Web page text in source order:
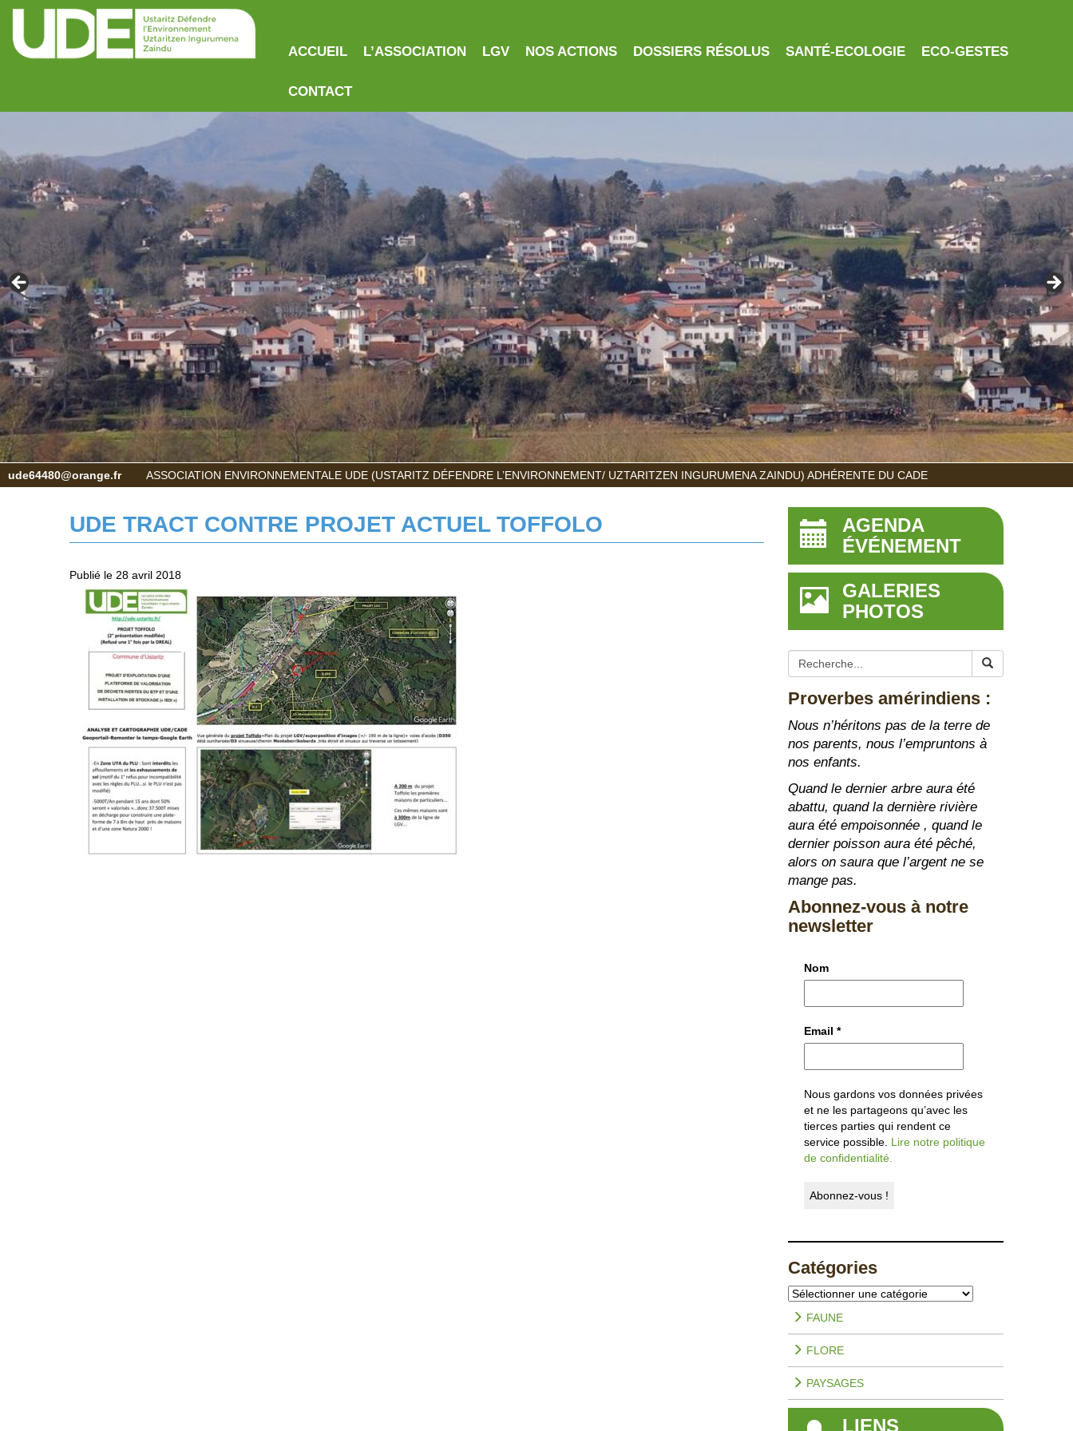
ACCUEIL L’ASSOCIATION LGV NOS ACTIONS DOSSIERS RÉSOLUS SANTÉ-ECOLOGIE ECO-GESTES
CONTACT
ASSOCIATION ENVIRONNEMENTALE UDE (USTARITZ DÉFENDRE L’ENVIRONNEMENT/ UZTARITZEN INGURUMENA ZAINDU) ADHÉRENTE DU CADE
ude64480@orange.fr
UDE TRACT CONTRE PROJET ACTUEL TOFFOLO
Publié le 28 avril 2018
AGENDA
ÉVÉNEMENT
GALERIES
PHOTOS
Proverbes amérindiens :
Nous n’héritons pas de la terre de
nos parents, nous l’empruntons à
nos enfants.
Quand le dernier arbre aura été
abattu, quand la dernière rivière
aura été empoisonnée , quand le
dernier poisson aura été pêché,
alors on saura que l’argent ne se
mange pas.
Abonnez-vous à notre
newsletter
Nom
Email *
Nous gardons vos données privées
et ne les partageons qu’avec les
tierces parties qui rendent ce
service possible. Lire notre politique
de confidentialité.
Catégories
Catégories
FAUNE
FLORE
PAYSAGES
LIENS